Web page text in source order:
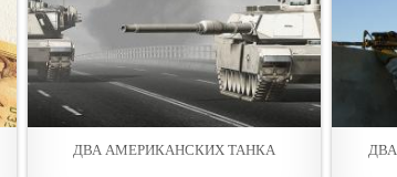
ДВА АМЕРИКАНСКИХ ТАНКА